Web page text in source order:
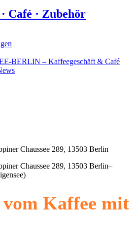
Café · Zubehör
BERLIN – Kaffeegeschäft & Café
Chaussee 289, 13503 Berlin
Chaussee 289, 13503 Berlin–
Kaffee mit